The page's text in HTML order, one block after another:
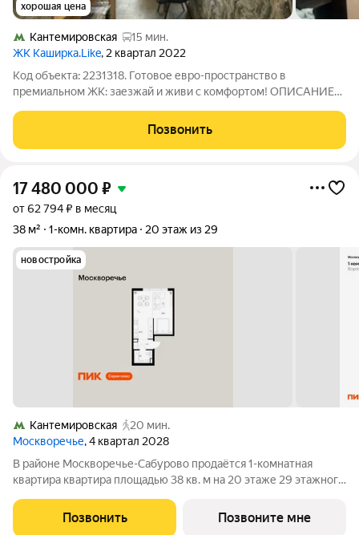
хорошая цена
Кантемировская
15 мин.
ЖК Каширка.Like, 2 квартал 2022
Код объекта: 2231318. Готовое евро-пространство в
премиальном ЖК: заезжай и живи с комфортом! ОПИСАНИЕ
современной логикой зонирования, с качественным
ремонтом, позволяющим сразу начать
Позвонить
17 480 000 ₽
от 62 794 ₽ в месяц
38 м²
1-комн. квартира 20 этаж из 29
новостройка
Кантемировская
20 мин.
Москворечье, 4 квартал 2028
В районе Москворечье-Сабурово продаётся 1-комнатная
квартира квартира площадью 38 кв. м на 20 этаже 29 этажного
расположение 18 минут пешком до станции метро
«Каширская» и 19 минут до метро
Позвонить Позвоните мне